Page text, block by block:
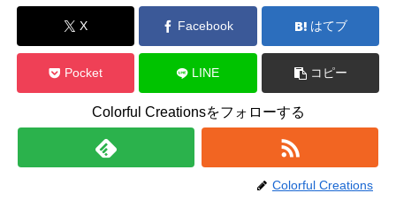
X Facebook はてブ
Pocket LINE コピー
Colorful Creationsをフォローする
Colorful Creations